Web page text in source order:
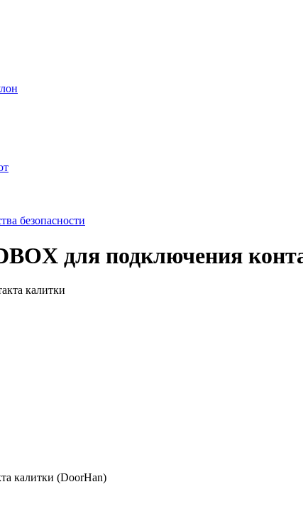
безопасности
для подключения
калитки (DoorHan)